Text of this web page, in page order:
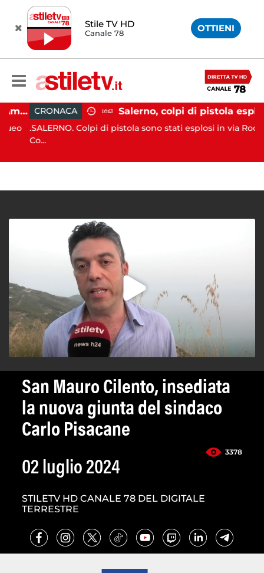
Stile TV HD
Canale 78 OTTIENI
Gozzo affonda in Costiera Amalfitana: occupanti soccorsi da altri natanti CRONACA 16:43 Salerno, colpi di pistola esplosi a Pastena: ferito 20enne
.SALERNO. Colpi di pistola sono stati esplosi in via Rocco
Co...
San Mauro Cilento, insediata
la nuova giunta del sindaco
Carlo Pisacane
3378
02 luglio 2024
STILETV HD CANALE 78 DEL DIGITALE
TERRESTRE